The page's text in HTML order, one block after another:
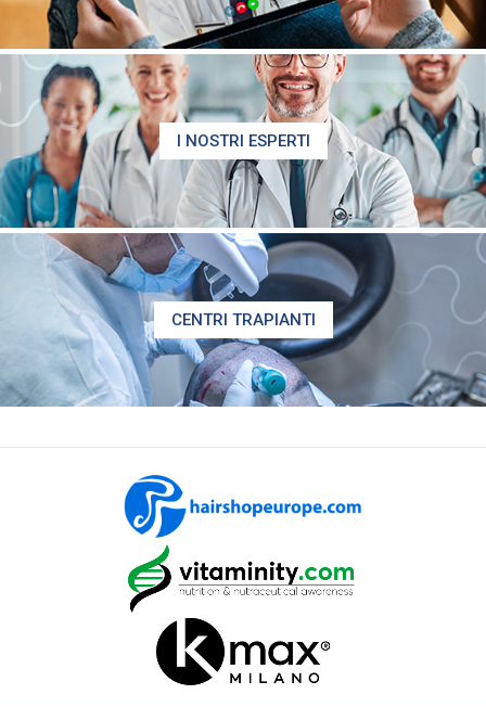
I NOSTRI ESPERTI
CENTRI TRAPIANTI